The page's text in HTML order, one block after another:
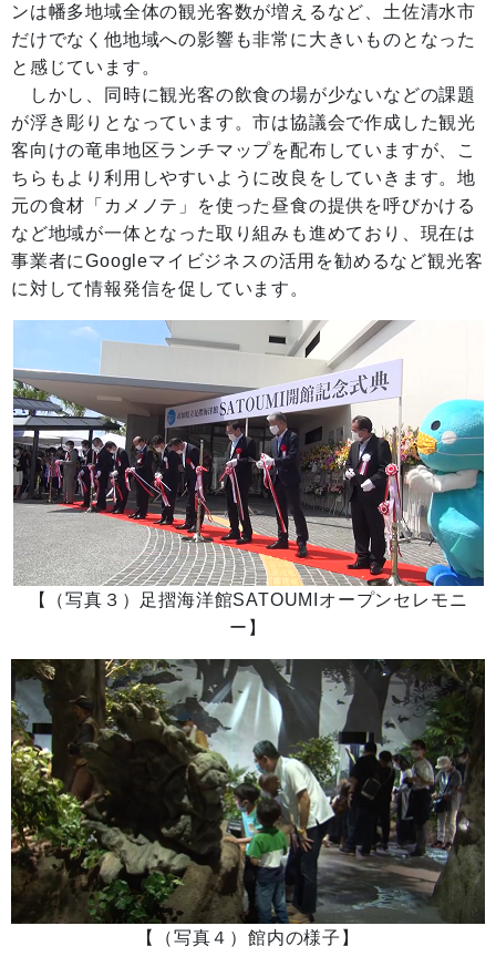
ンは幡多地域全体の観光客数が増えるなど、土佐清水市
だけでなく他地域への影響も非常に大きいものとなった
と感じています。
しかし、同時に観光客の飲食の場が少ないなどの課題
が浮き彫りとなっています。市は協議会で作成した観光
客向けの竜串地区ランチマップを配布していますが、こ
ちらもより利用しやすいように改良をしていきます。地
元の食材「カメノテ」を使った昼食の提供を呼びかける
など地域が一体となった取り組みも進めており、現在は
事業者にGoogleマイビジネスの活用を勧めるなど観光客
に対して情報発信を促しています。
【（写真３）足摺海洋館SATOUMIオープンセレモニ
ー】
【（写真４）館内の様子】